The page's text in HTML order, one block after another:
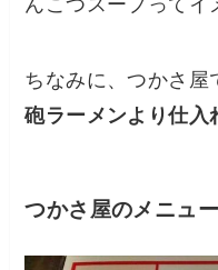
ちなみに、つかさ屋
砲ラーメンより仕入
つかさ屋のメニュー